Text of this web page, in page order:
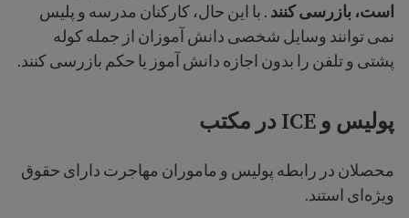
است، بازرسی کنند . با این حال، کارکنان مدرسه و پلیس
نمی توانند وسایل شخصی دانش آموزان از جمله کوله
پشتی و تلفن را بدون اجازه دانش آموز یا حکم بازرسی کنند.
پولیس و ICE در مکتب
محصلان در رابطه پولیس و ماموران مهاجرت دارای حقوق
ویژه‌ای استند.